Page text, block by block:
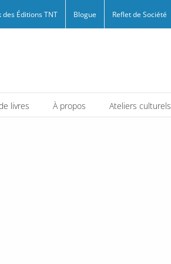
des Éditions TNT Blogue Reflet de Société
livres À propos Ateliers culturels